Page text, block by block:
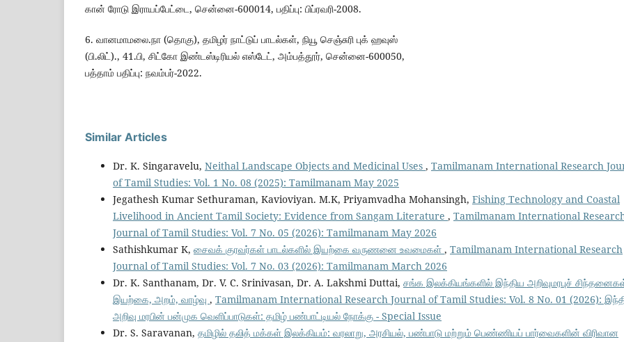
கான் ரோடு இராயப்பேட்டை, சென்னை-600014, பதிப்பு: பிப்ரவரி-2008.
6. வானமாமலை.நா (தொகு), தமிழர் நாட்டுப் பாடல்கள், நியூ செஞ்சுரி புக் ஹவுஸ்
(பி.லிட்)., 41.பி, சிட்கோ இண்டஸ்டிரியல் எஸ்டேட், அம்பத்தூர், சென்னை-600050,
பத்தாம் பதிப்பு: நவம்பர்-2022.
Similar Articles
Dr. K. Singaravelu, Neithal Landscape Objects and Medicinal Uses , Tamilmanam International Research
of Tamil Studies: Vol. 1 No. 08 (2025): Tamilmanam May 2025
Jegathesh Kumar Sethuraman, Kavioviyan. M.K, Priyamvadha Mohansingh, Fishing Technology and Coastal
Livelihood in Ancient Tamil Society: Evidence from Sangam Literature , Tamilmanam International
Journal of Tamil Studies: Vol. 7 No. 05 (2026): Tamilmanam May 2026
Sathishkumar K, சைவக் குரவர்கள் பாடல்களில் இயற்கை வருணனை உவமைகள் , Tamilmanam International Research
Journal of Tamil Studies: Vol. 7 No. 03 (2026): Tamilmanam March 2026
Dr. K. Santhanam, Dr. V. C. Srinivasan, Dr. A. Lakshmi Duttai, சங்க இலக்கியங்களில் இந்திய அறிவுமரபுச்
இயற்கை, அறம், வாழ்வு , Tamilmanam International Research Journal of Tamil Studies: Vol. 8 No. 01 (2026):
அறிவு மரபின் பன்முக வெளிப்பாடுகள்: தமிழ் பண்பாட்டியல் நோக்கு - Special Issue
Dr. S. Saravanan, தமிழில் தலித் மக்கள் இலக்கியம்: வரலாறு, அரசியல், பண்பாடு மற்றும் பெண்ணியப் பார்வைகளின் விரிவான